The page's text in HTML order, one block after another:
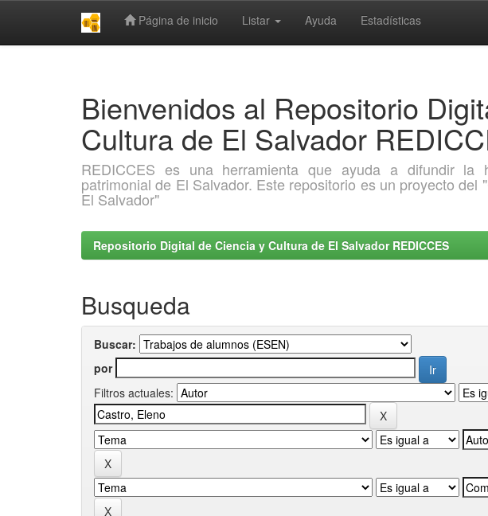
Página de inicio Listar Ayuda Estadísticas
Bienvenidos al Repositorio
Cultura de El Salvador
REDICCES es una herramienta que ayuda a difundir la
patrimonial de El Salvador. Este repositorio es un proyecto
El Salvador"
Repositorio Digital de Ciencia y Cultura de El Salvador REDICCES
Busqueda
Buscar:
por
Filtros actuales: